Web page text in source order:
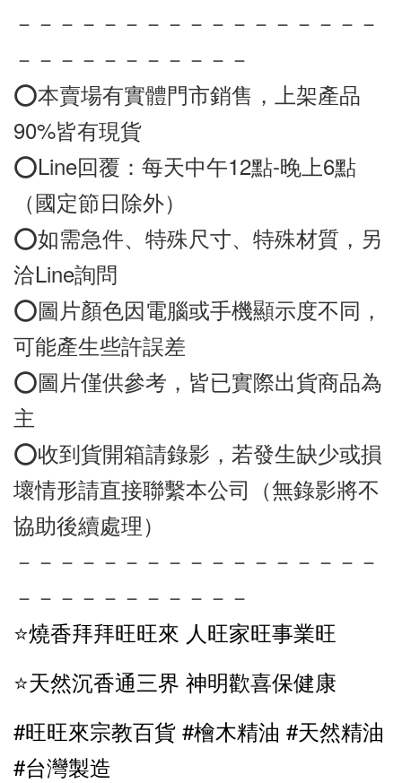
－－－－－－－－－－－－－－－－－
－－－－－－－－－－－
⭕️本賣場有實體門市銷售，上架產品
90%皆有現貨
⭕️Line回覆：每天中午12點-晚上6點
（國定節日除外）
⭕️如需急件、特殊尺寸、特殊材質，另
洽Line詢問
⭕️圖片顏色因電腦或手機顯示度不同，
可能產生些許誤差
⭕️圖片僅供參考，皆已實際出貨商品為
主
⭕️收到貨開箱請錄影，若發生缺少或損
壞情形請直接聯繫本公司（無錄影將不
協助後續處理）
－－－－－－－－－－－－－－－－－
－－－－－－－－－－－
⭐️燒香拜拜旺旺來 人旺家旺事業旺
⭐️天然沉香通三界 神明歡喜保健康
#旺旺來宗教百貨 #檜木精油 #天然精油
#台灣製造